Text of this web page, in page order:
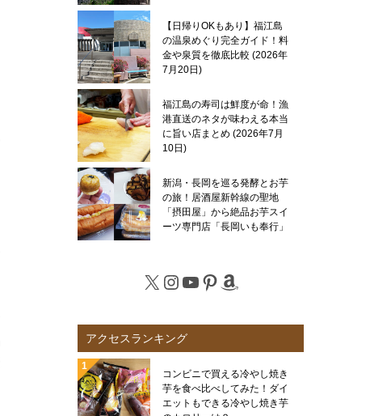
【日帰りOKもあり】福江島
の温泉めぐり完全ガイド！料
金や泉質を徹底比較 2026年
7月20日
福江島の寿司は鮮度が命！漁
港直送のネタが味わえる本当
に旨い店まとめ 2026年7月
10日
新潟・長岡を巡る発酵とお芋
の旅！居酒屋新幹線の聖地
「摂田屋」から絶品お芋スイ
ーツ専門店「長岡いも奉行」
X Instagram
YouTube
Pinterest
Amazon
アクセスランキング
コンビニで買える冷やし焼き
芋を食べ比べしてみた！ダイ
エットもできる冷やし焼き芋